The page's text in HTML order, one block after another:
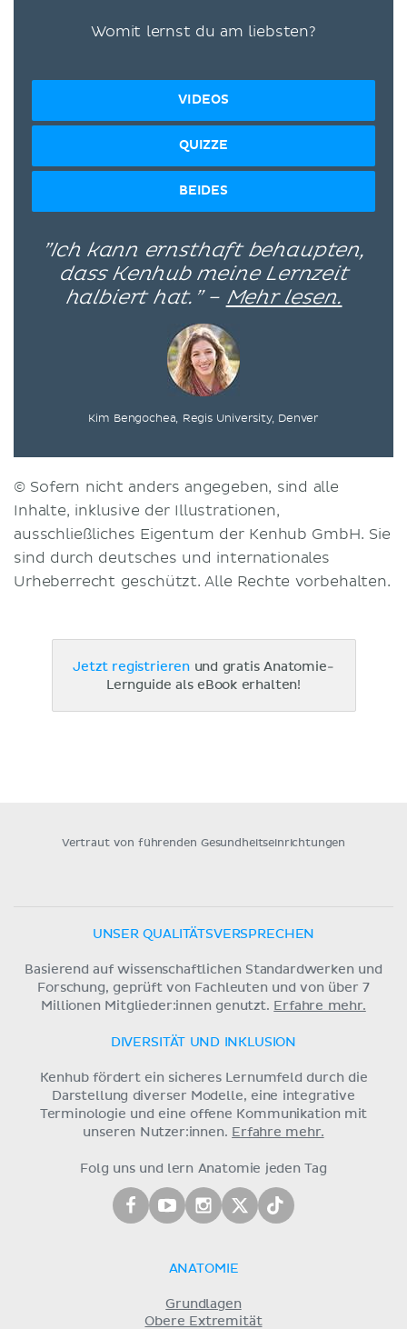
Womit lernst du am liebsten?
VIDEOS
QUIZZE
BEIDES
”Ich kann ernsthaft behaupten,
dass Kenhub meine Lernzeit
halbiert hat.” – Mehr lesen.
Kim Bengochea, Regis University, Denver
© Sofern nicht anders angegeben, sind alle
Inhalte, inklusive der Illustrationen,
ausschließliches Eigentum der Kenhub GmbH. Sie
sind durch deutsches und internationales
Urheberrecht geschützt. Alle Rechte vorbehalten.
Jetzt registrieren und gratis Anatomie-
Lernguide als eBook erhalten!
Vertraut von führenden Gesundheitseinrichtungen
UNSER QUALITÄTSVERSPRECHEN
Basierend auf wissenschaftlichen Standardwerken und
Forschung, geprüft von Fachleuten und von über 7
Millionen Mitglieder:innen genutzt. Erfahre mehr.
DIVERSITÄT UND INKLUSION
Kenhub fördert ein sicheres Lernumfeld durch die
Darstellung diverser Modelle, eine integrative
Terminologie und eine offene Kommunikation mit
unseren Nutzer:innen. Erfahre mehr.
Folg uns und lern Anatomie jeden Tag
ANATOMIE
Grundlagen
Obere Extremität